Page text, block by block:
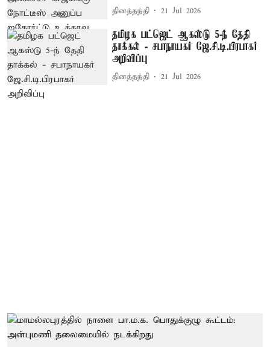
தினத்தந்தி 21 Jul 2026
தமிழக பட்ஜெட் ஆகஸ்டு 5-ந் தேதி
தாக்கல் - சபாநாயகர் ஜே.சி.டி.பிரபாகர்
அறிவிப்பு
தினத்தந்தி 21 Jul 2026